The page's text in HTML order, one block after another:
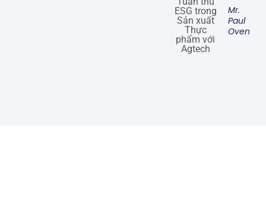
Mr.
Paul
Oven